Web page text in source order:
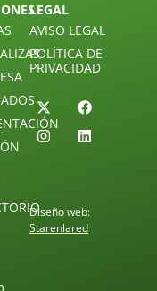
LEGAL
AVISO LEGAL
POLÍTICA DE
PRIVACIDAD
Diseño web:
Starenlared